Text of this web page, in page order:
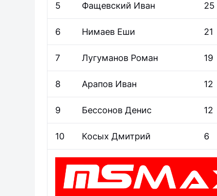
5 Фащевский Иван 25
6 Нимаев Еши 21
7 Лугуманов Роман 19
8 Арапов Иван 12
9 Бессонов Денис 12
10 Косых Дмитрий 6